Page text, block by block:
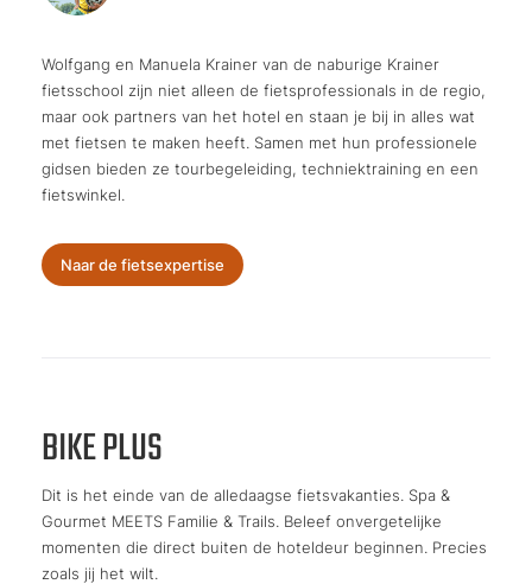
Wolfgang en Manuela Krainer van de naburige Krainer
fietsschool zijn niet alleen de fietsprofessionals in de regio,
maar ook partners van het hotel en staan je bij in alles wat
met fietsen te maken heeft. Samen met hun professionele
gidsen bieden ze tourbegeleiding, techniektraining en een
fietswinkel.
Naar de fietsexpertise
BIKE PLUS
Dit is het einde van de alledaagse fietsvakanties. Spa &
Gourmet MEETS Familie & Trails. Beleef onvergetelijke
momenten die direct buiten de hoteldeur beginnen. Precies
zoals jij het wilt.